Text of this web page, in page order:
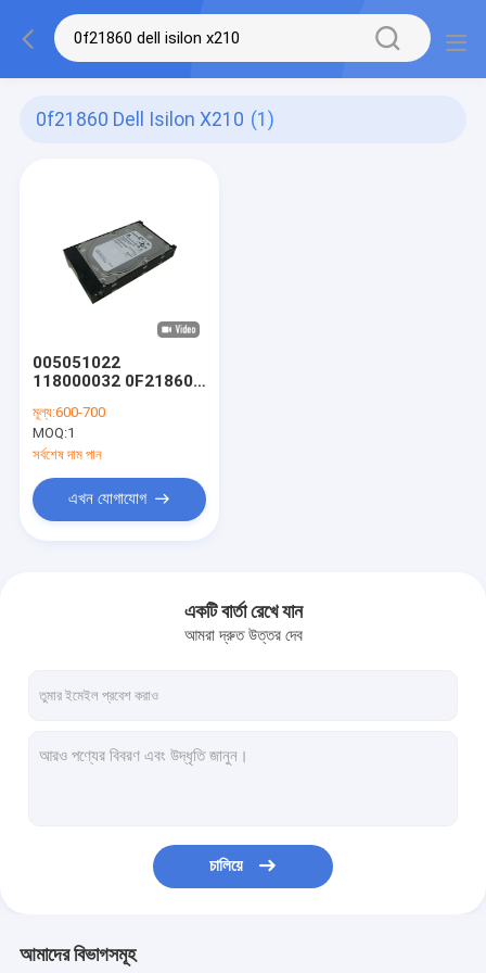
0f21860 Dell Isilon X210 (1)
005051022
118000032 0F21860
of Life 6TB Sata Ssd
Hdd 3.5"
মূল্য:600-700
MOQ:1
সর্বশেষ দাম পান
এখন যোগাযোগ
একটি বার্তা রেখে যান
আমরা দ্রুত উত্তর দেব
চালিয়ে
আমাদের বিভাগসমূহ